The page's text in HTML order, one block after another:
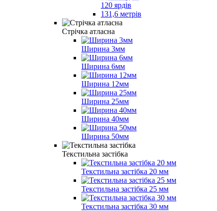
120 ярдів
131,6 метрів
Стрічка атласна
Ширина 3мм
Ширина 6мм
Ширина 12мм
Ширина 25мм
Ширина 40мм
Ширина 50мм
Текстильна застібка
Текстильна застібка 20 мм
Текстильна застібка 25 мм
Текстильна застібка 30 мм